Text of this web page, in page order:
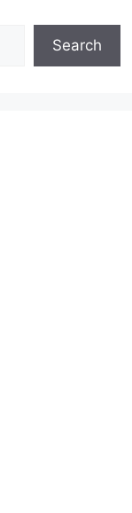
Search